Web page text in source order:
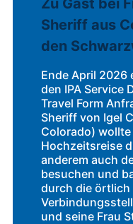
Sheriff aus
den
Ende April 2026
den IPA Service
Travel Form
Sheriff von Igel
Colorado) wollte
Hochzeitsreise
anderem auch
besuchen und
durch die örtlich
und seine Frau